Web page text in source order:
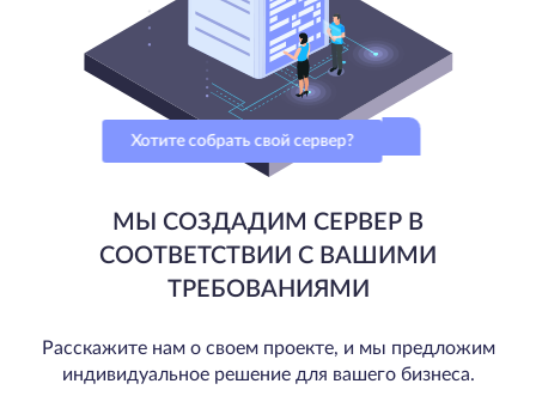
Хотите собрать свой сервер?
МЫ СОЗДАДИМ СЕРВЕР В
СООТВЕТСТВИИ С ВАШИМИ
ТРЕБОВАНИЯМИ
Расскажите нам о своем проекте, и мы предложим
индивидуальное решение для вашего бизнеса.